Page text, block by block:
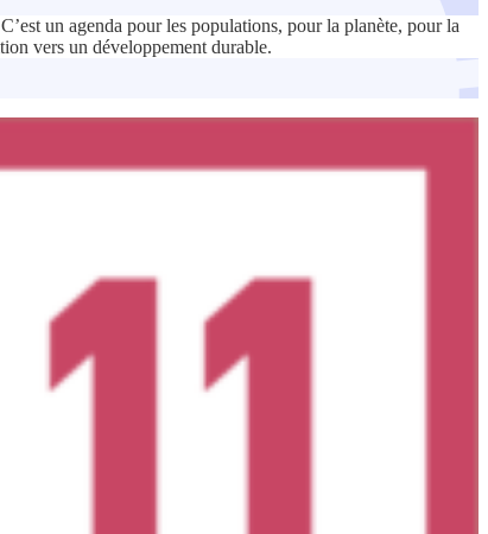
un agenda pour les populations, pour la planète, pour la
vers un développement durable.